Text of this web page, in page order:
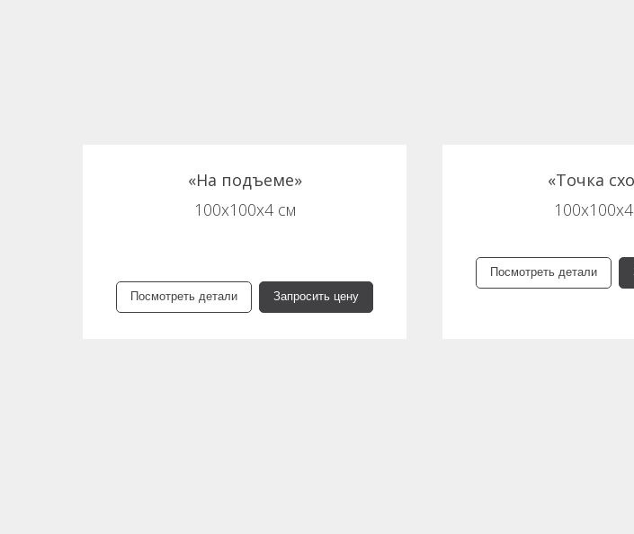
«На подъеме»
100х100х4 см
Посмотреть детали Запросить цену
«Точка
Посмотреть детали